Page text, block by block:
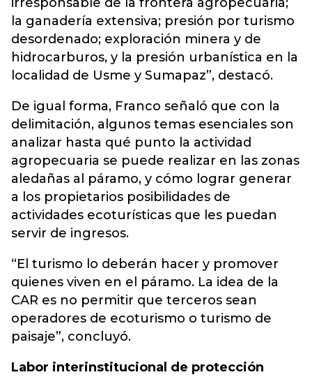
la ganadería extensiva; presión por turismo
desordenado; exploración minera y de
hidrocarburos, y la presión urbanística en la
localidad de Usme y Sumapaz”, destacó.
De igual forma, Franco señaló que con la
delimitación, algunos temas esenciales son
analizar hasta qué punto la actividad
agropecuaria se puede realizar en las zonas
aledañas al páramo, y cómo lograr generar
a los propietarios posibilidades de
actividades ecoturísticas que les puedan
servir de ingresos.
“El turismo lo deberán hacer y promover
quienes viven en el páramo. La idea de la
CAR es no permitir que terceros sean
operadores de ecoturismo o turismo de
paisaje”, concluyó.
Labor interinstitucional de protección